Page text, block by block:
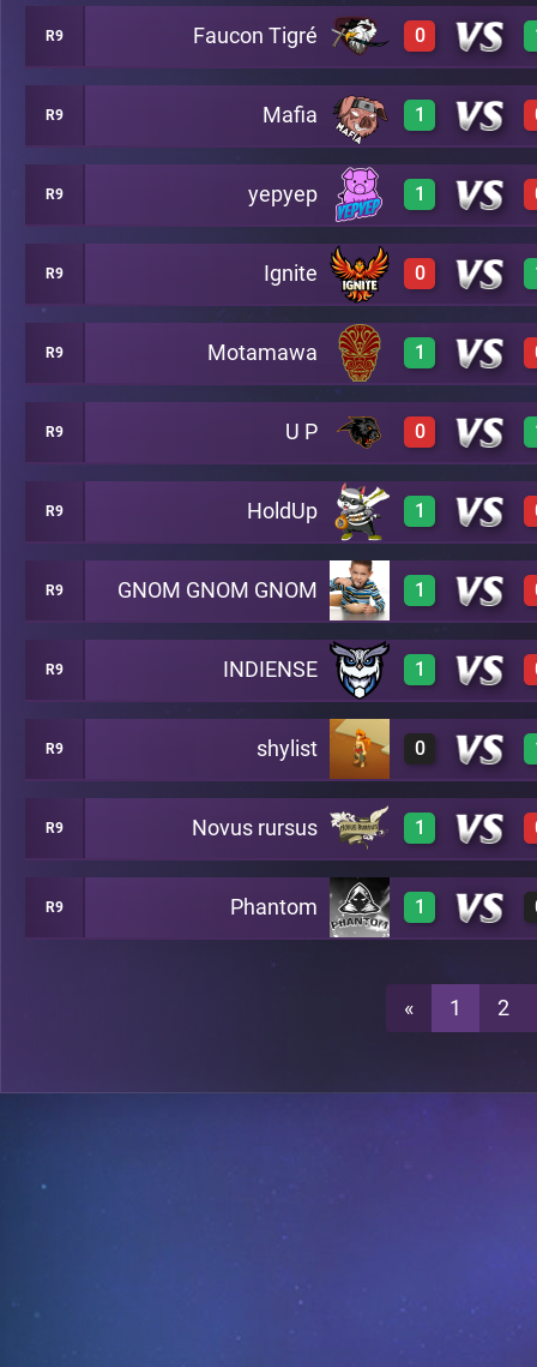
0 A19
R9 Faucon Tigré 0
0 A19
R9 Mafia 1
3 A19
R9 yepyep 1
3 A19
R9 Ignite 0
0 A19
R9 Motamawa 1
3 A19
R9 U P 0
0 A19
R9 HoldUp 1
2 A19
R9 GNOM GNOM GNOM 1
3 A19
R9 INDIENSE 1
A19
R9 shylist 0
0 A19
R9 Novus rursus 1
2 A19
R9 Phantom 1
« 1 2